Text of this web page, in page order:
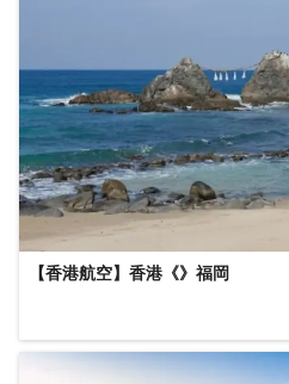
【香港航空】香港《》福岡